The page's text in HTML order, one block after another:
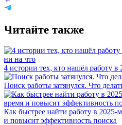
Читайте также
4 истории тех, кто нашёл работу
Поиск работы затянулся. Что
Как быстрее найти работу в 2025-
и повысит эффективность поиска